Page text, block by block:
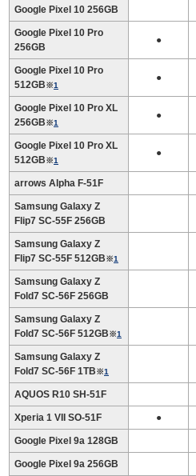
Google Pixel 10 256GB
Google Pixel 10 Pro
256GB
●
Google Pixel 10 Pro
512GB※1
●
Google Pixel 10 Pro XL
256GB※1
●
Google Pixel 10 Pro XL
512GB※1
●
arrows Alpha F-51F
Samsung Galaxy Z
Flip7 SC-55F 256GB
Samsung Galaxy Z
Flip7 SC-55F 512GB※1
Samsung Galaxy Z
Fold7 SC-56F 256GB
Samsung Galaxy Z
Fold7 SC-56F 512GB※1
Samsung Galaxy Z
Fold7 SC-56F 1TB※1
AQUOS R10 SH-51F
Xperia 1 VII SO-51F ●
Google Pixel 9a 128GB
Google Pixel 9a 256GB